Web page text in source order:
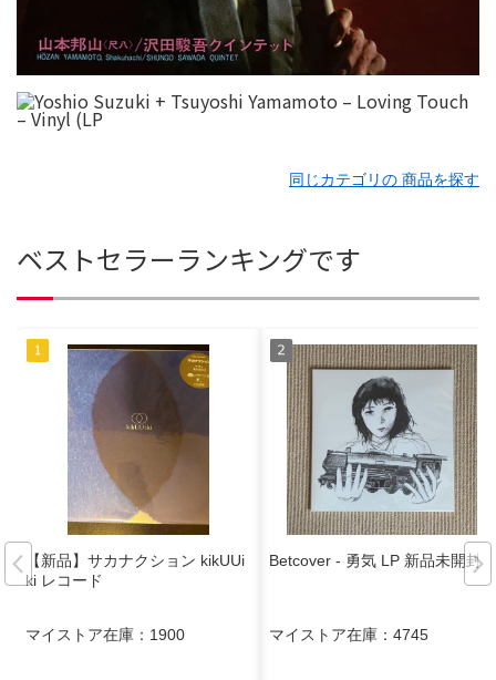
同じカテゴリの 商品を探す
ベストセラーランキングです
【新品】サカナクション kikUUi
ki レコード
マイストア在庫： 1900
Betcover - 勇気 LP 新品未開封
マイストア在庫： 4745